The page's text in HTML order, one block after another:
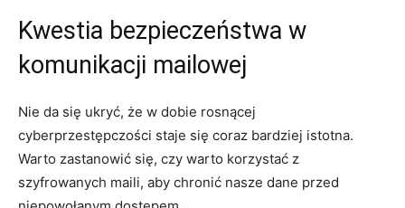
Kwestia bezpieczeństwa w
komunikacji mailowej
Nie da się ukryć, że w dobie rosnącej
cyberprzestępczości staje się coraz bardziej istotna.
Warto zastanowić się, czy warto korzystać z
szyfrowanych maili, aby chronić nasze dane przed